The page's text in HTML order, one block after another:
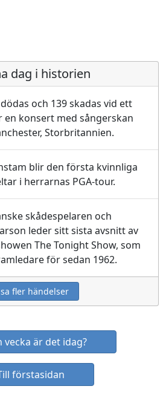
dag i historien
och 139 skadas vid ett
konsert med sångerskan
Storbritannien.
blir den första kvinnliga
i herrarnas PGA-tour.
skådespelaren och
leder sitt sista avsnitt av
The Tonight Show, som
för sedan 1962.
fler händelser
vecka är det idag?
förstasidan